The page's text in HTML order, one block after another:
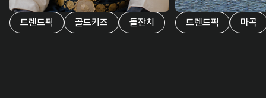
트렌드픽 골드키즈 돌잔치 트렌드픽 마곡